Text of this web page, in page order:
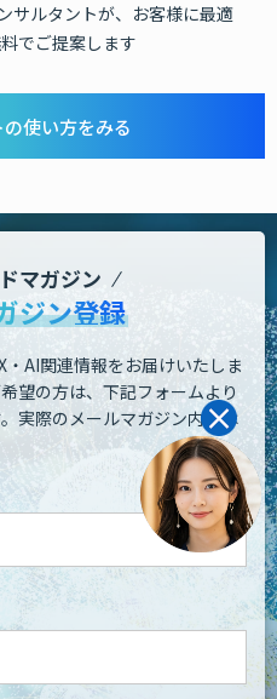
サルタントが、お客様に最適
でご提案します
使い方をみる
マガジン
ジン登録
AI関連情報をお届けいたしま
望の方は、下記フォームより
実際のメールマガジン内容は